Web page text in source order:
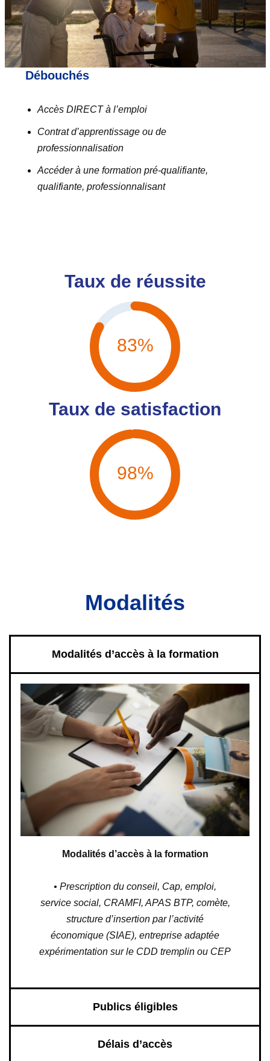
Débouchés
Accès DIRECT à l’emploi
Contrat d’apprentissage ou de
professionnalisation
Accéder à une formation pré-qualifiante,
qualifiante, professionnalisant
Taux de réussite
83%
Taux de satisfaction
98%
Modalités
Modalités d’accès à la formation
Modalités d’accès à la formation
• Prescription du conseil, Cap, emploi,
service social, CRAMFI, APAS BTP, comète,
structure d’insertion par l’activité
économique (SIAE), entreprise adaptée
expérimentation sur le CDD tremplin ou CEP
Publics éligibles
Délais d’accès